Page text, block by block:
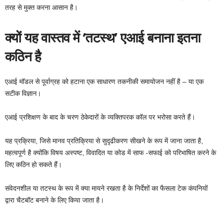
तरह से मुक्त करना आसान है।
क्यों यह वास्तव में ‘तटस्थ’ एआई बनाना इतना
कठिन है
एआई मॉडल से पूर्वाग्रह को हटाना एक साधारण तकनीकी समायोजन नहीं है – या एक
सटीक विज्ञान।
एआई प्रशिक्षण के बाद के चरण ठेकेदारों के व्यक्तिपरक कॉल पर भरोसा करते हैं।
यह प्रक्रिया, जिसे मानव प्रतिक्रिया से सुदृढीकरण सीखने के रूप में जाना जाता है,
महत्वपूर्ण है क्योंकि विषय अस्पष्ट, विवादित या कोड में साफ -सफाई को परिभाषित करने के
लिए कठिन हो सकते हैं।
संवेदनशील या तटस्थ के रूप में क्या मायने रखता है के निर्देशों का फैसला टेक कंपनियों
द्वारा चैटबॉट बनाने के लिए किया जाता है।